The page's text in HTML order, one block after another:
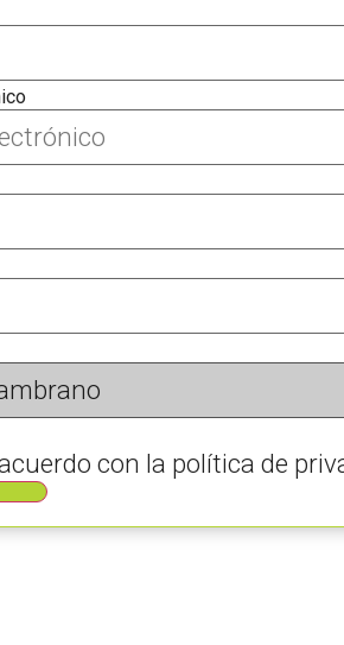
con la política de